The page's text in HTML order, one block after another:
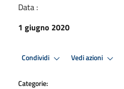
Data :
1 giugno 2020
Condividi Vedi azioni
Categorie: